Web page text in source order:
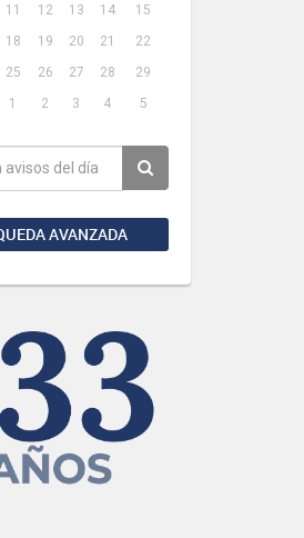
11 12 13 14
15
18 19 20 21
22
25 26 27 28
29
1 2 3 4 5
AVANZADA